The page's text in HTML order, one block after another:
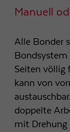
Manuell
Alle Bonder
Bondsystem
Seiten völlig
kann von
doppelte
mit Drehung
Laufzeit
Zweck